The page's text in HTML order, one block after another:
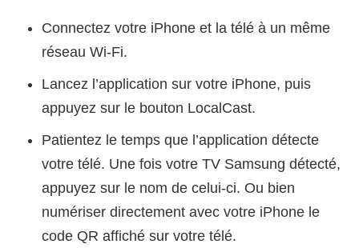
Connectez votre iPhone et la télé à un même
réseau Wi-Fi.
Lancez l’application sur votre iPhone, puis
appuyez sur le bouton LocalCast.
Patientez le temps que l’application détecte
votre télé. Une fois votre TV Samsung détecté,
appuyez sur le nom de celui-ci. Ou bien
numériser directement avec votre iPhone le
code QR affiché sur votre télé.